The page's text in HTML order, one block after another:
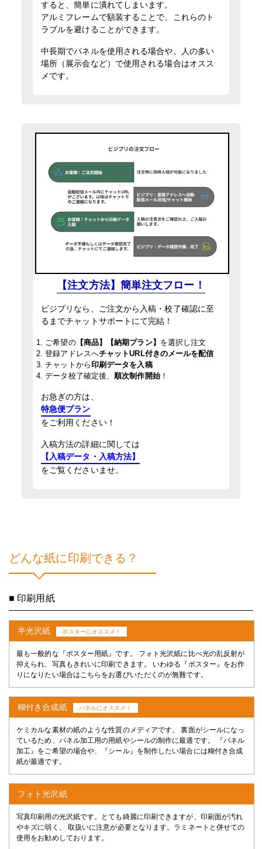
すると、簡単に潰れてしまいます。
アルミフレームで額装することで、これらのト
ラブルを避けることができます。
中長期でパネルを使用される場合や、人の多い
場所（展示会など）で使用される場合はオスス
メです。
【注文方法】簡単注文フロー！
ビジプリなら、ご注文から入稿・校了確認に至
るまでチャットサポートにて完結！
1. ご希望の【商品】【納期プラン】 を選択し注文
2. 登録アドレスへチャットURL付きのメールを配信
3. チャットから 印刷データを入稿
4. データ校了確定後、 順次制作開始！
お急ぎの方は、
特急便プラン
をご利用ください！
入稿方法の詳細に関しては
【入稿データ・入稿方法】
をご覧くださいませ。
どんな紙に印刷できる？
■ 印刷用紙
半光沢紙 ポスターにオススメ！
最も一般的な『ポスター用紙』です。 フォト光沢紙に比べ光の乱反射が
抑えられ、写真もきれいに印刷できます。 いわゆる『ポスター』をお作
りになりたい場合はこちらをお選びいただくのが無難です。
糊付き合成紙 パネルにオススメ！
ケミカルな素材の紙のような性質のメディアです。 裏面がシールになっ
ているため、パネル加工用の用紙やシールの制作に最適です。 『パネル
加工』をご希望の場合や、『シール』を制作したい場合には糊付き合成
紙が最適です。
フォト光沢紙
写真印刷用の光沢紙です。とても綺麗に印刷できますが、印刷面が汚れ
やキズに弱く、 取扱いに注意が必要となります。ラミネートと併せての
使用をお勧めしております。